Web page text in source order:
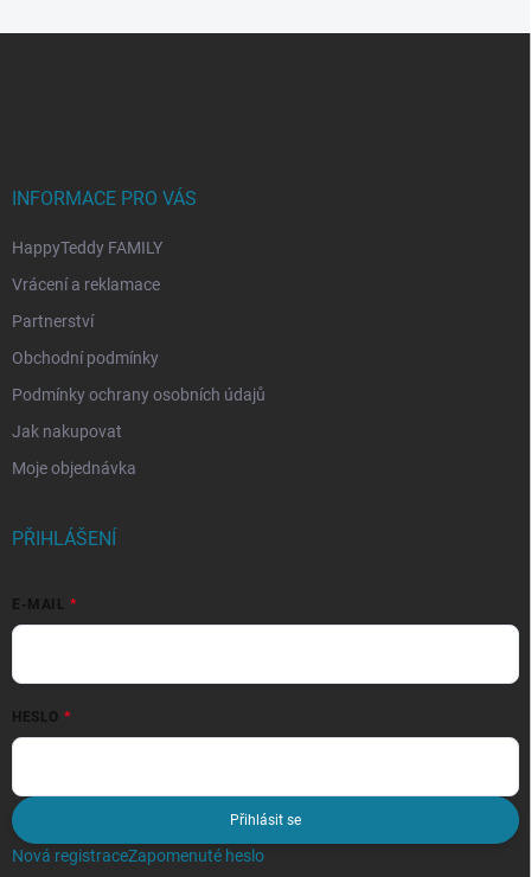
INFORMACE PRO VÁS
HappyTeddy FAMILY
Vrácení a reklamace
Partnerství
Obchodní podmínky
Podmínky ochrany osobních údajů
Jak nakupovat
Moje objednávka
PŘIHLÁŠENÍ
E-MAIL
HESLO
Přihlásit se
Nová registraceZapomenuté heslo